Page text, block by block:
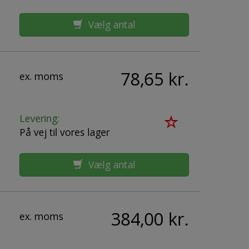
Vælg antal
ex. moms 78,65 kr.
Levering:
På vej til vores lager
Vælg antal
ex. moms 384,00 kr.